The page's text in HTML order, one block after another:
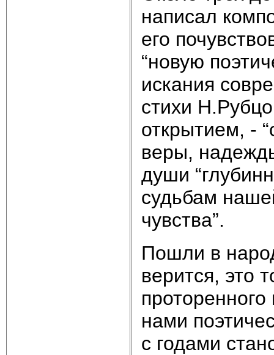
написал
его
“новую
искания
стихи
открытием, -
веры,
души
судьбам
чувства”.
Пошли в
верится, это
нами
с годами